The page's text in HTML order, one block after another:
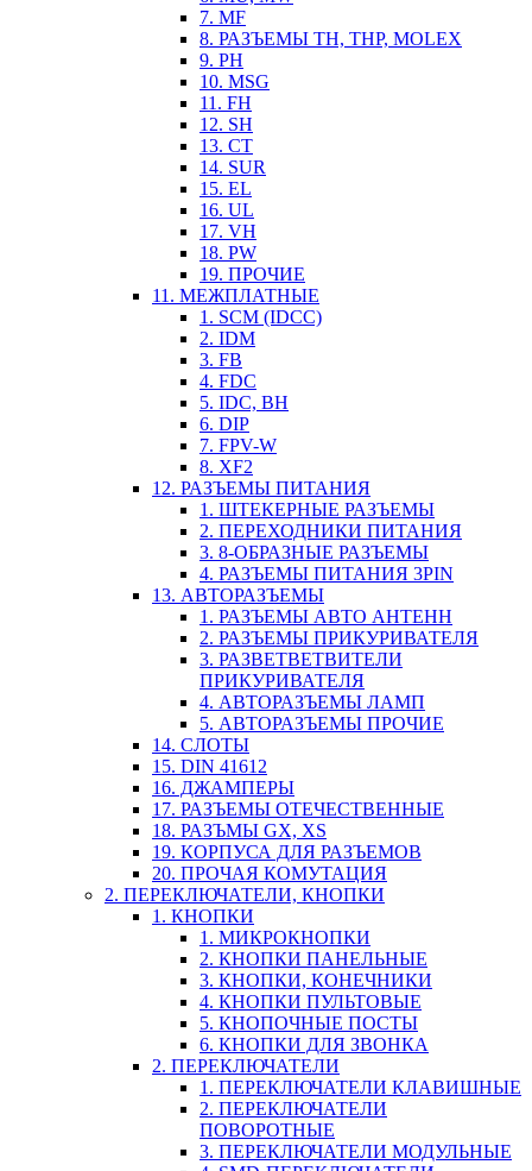
7. MF
8. РАЗЪЕМЫ TH, THP, MOLEX
9. PH
10. MSG
11. FH
12. SH
13. CT
14. SUR
15. EL
16. UL
17. VH
18. PW
19. ПРОЧИЕ
11. МЕЖПЛАТНЫЕ
1. SCM (IDCC)
2. IDM
3. FB
4. FDC
5. IDC, BH
6. DIP
7. FPV-W
8. XF2
12. РАЗЪЕМЫ ПИТАНИЯ
1. ШТЕКЕРНЫЕ РАЗЪЕМЫ
2. ПЕРЕХОДНИКИ ПИТАНИЯ
3. 8-ОБРАЗНЫЕ РАЗЪЕМЫ
4. РАЗЪЕМЫ ПИТАНИЯ 3PIN
13. АВТОРАЗЪЕМЫ
1. РАЗЪЕМЫ АВТО АНТЕНН
2. РАЗЪЕМЫ ПРИКУРИВАТЕЛЯ
3. РАЗВЕТВЕТВИТЕЛИ
ПРИКУРИВАТЕЛЯ
4. АВТОРАЗЪЕМЫ ЛАМП
5. АВТОРАЗЪЕМЫ ПРОЧИЕ
14. СЛОТЫ
15. DIN 41612
16. ДЖАМПЕРЫ
17. РАЗЪЕМЫ ОТЕЧЕСТВЕННЫЕ
18. РАЗЪМЫ GX, XS
19. КОРПУСА ДЛЯ РАЗЪЕМОВ
20. ПРОЧАЯ КОМУТАЦИЯ
2. ПЕРЕКЛЮЧАТЕЛИ, КНОПКИ
1. КНОПКИ
1. МИКРОКНОПКИ
2. КНОПКИ ПАНЕЛЬНЫЕ
3. КНОПКИ, КОНЕЧНИКИ
4. КНОПКИ ПУЛЬТОВЫЕ
5. КНОПОЧНЫЕ ПОСТЫ
6. КНОПКИ ДЛЯ ЗВОНКА
2. ПЕРЕКЛЮЧАТЕЛИ
1. ПЕРЕКЛЮЧАТЕЛИ КЛАВИШНЫЕ
2. ПЕРЕКЛЮЧАТЕЛИ
ПОВОРОТНЫЕ
3. ПЕРЕКЛЮЧАТЕЛИ МОДУЛЬНЫЕ